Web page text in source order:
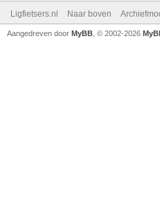
Ligfietsers.nl Naar boven
Aangedreven door MyBB , © 2002-2026